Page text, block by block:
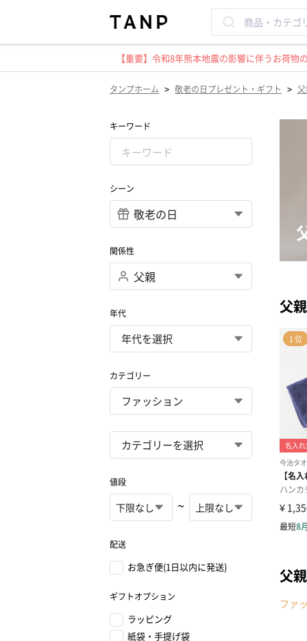
【重要】令和8年熊本地震の影響に伴うお荷
タンプホーム > 敬老の日プレゼント・ギフト >
キーワード
シーン
関係性
年代
カテゴリー
値段
~
配送
お急ぎ便(1日以内に発送)
ギフトオプション
ラッピング
紙袋・手提げ袋
父
父
ファ